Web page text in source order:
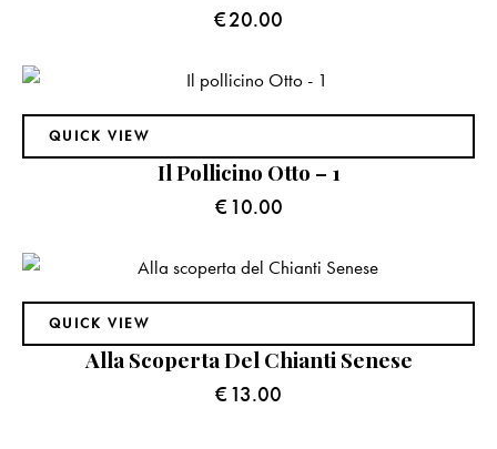
€20.00
Il Pollicino Otto – 1
€10.00
QUICK VIEW
Alla Scoperta Del Chianti Senese
€13.00
QUICK VIEW